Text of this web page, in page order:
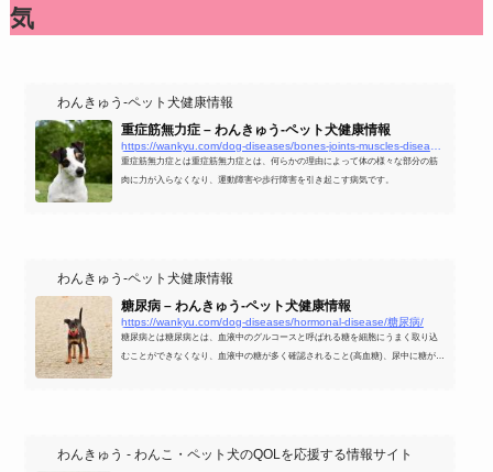
気
わんきゅう-ペット犬健康情報
重症筋無力症 – わんきゅう-ペット犬健康情報
重症筋無力症とは重症筋無力症とは、何らかの理由によって体の様々な部分の筋
肉に力が入らなくなり、運動障害や歩行障害を引き起こす病気です。
わんきゅう-ペット犬健康情報
糖尿病 – わんきゅう-ペット犬健康情報
https://wankyu.com/dog-diseases/hormonal-disease/糖尿病/
糖尿病とは糖尿病とは、血液中のグルコースと呼ばれる糖を細胞にうまく取り込
むことができなくなり、血液中の糖が多く確認されること(高血糖)、尿中に糖が排
わんきゅう - わんこ・ペット犬のQOLを応援する情報サイト